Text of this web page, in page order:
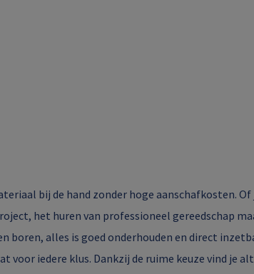
bij de hand zonder hoge aanschafkosten. Of
het huren van professioneel gereedschap
boren, alles is goed onderhouden en direct
iedere klus. Dankzij de ruime keuze vind je